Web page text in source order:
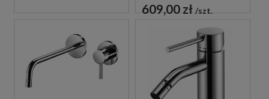
609,00 zł szt.